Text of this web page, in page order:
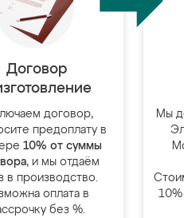
Договор
договор,
предоплату в
10% от суммы
, и мы отдаём
в производство.
оплата в
без %.
Мы
10%